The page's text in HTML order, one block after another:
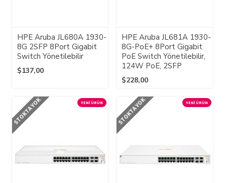
HPE Aruba JL680A 1930-
8G 2SFP 8Port Gigabit
Switch Yönetilebilir
$137,00
HPE Aruba JL681A 1930-
8G-PoE+ 8Port Gigabit
PoE Switch Yönetilebilir,
124W PoE, 2SFP
$228,00
YENI ÜRÜN
STOKTA YOK YENI ÜRÜN
STOKTA YOK